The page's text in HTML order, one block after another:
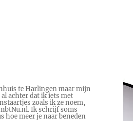
te Harlingen maar mijn
achter dat ik iets met
zoals ik ze noem,
Ik schrijf soms
hoe meer je naar beneden